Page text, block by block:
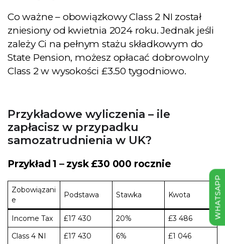
WHATSAPP
Co ważne – obowiązkowy Class 2 NI został
zniesiony od kwietnia 2024 roku. Jednak jeśli
zależy Ci na pełnym stażu składkowym do
State Pension, możesz opłacać dobrowolny
Class 2 w wysokości £3.50 tygodniowo.
Przykładowe wyliczenia – ile
zapłacisz w przypadku
samozatrudnienia w UK?
Przykład 1 – zysk £30 000 rocznie
Zobowiązani
e
Podstawa Stawka Kwota
Income Tax £17 430 20%
£3 486
Class 4 NI
£17 430 6% £1 046